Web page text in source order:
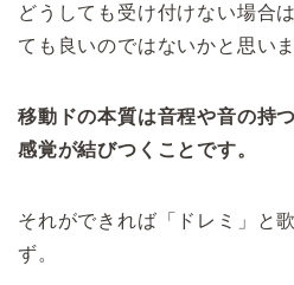
どうしても受け付けない場合
ても良いのではないかと思いま
移動ドの本質は音程や音の持
感覚が結びつくことです。
それができれば「ドレミ」と
ず。